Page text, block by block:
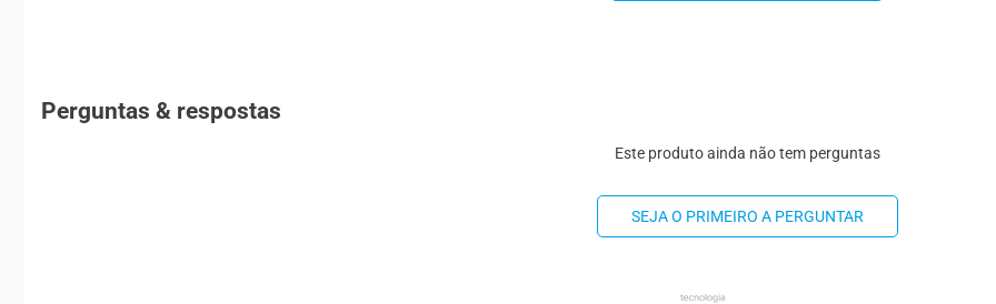
Perguntas & respostas
Este produto ainda não tem perguntas
SEJA O PRIMEIRO A PERGUNTAR